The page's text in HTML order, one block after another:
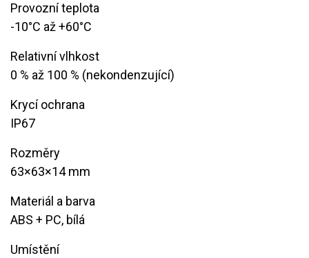
Provozní teplota
​-10°C až +60°C
Relativní vlhkost
0 % až 100 % (nekondenzující)
Krycí ochrana
​IP67
Rozměry
​63×63×14 mm
Materiál a barva
ABS + PC, bílá
Umístění